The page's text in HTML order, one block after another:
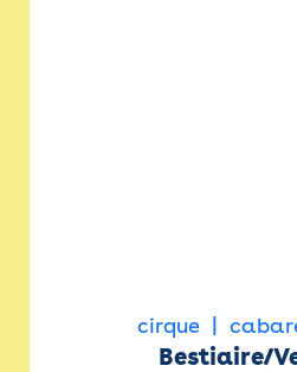
cirque
Bestiaire/